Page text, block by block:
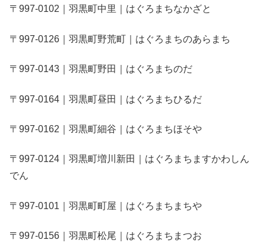
〒997-0102｜羽黒町中里｜はぐろまちなかざと
〒997-0126｜羽黒町野荒町｜はぐろまちのあらまち
〒997-0143｜羽黒町野田｜はぐろまちのだ
〒997-0164｜羽黒町昼田｜はぐろまちひるだ
〒997-0162｜羽黒町細谷｜はぐろまちほそや
〒997-0124｜羽黒町増川新田｜はぐろまちますかわしん
でん
〒997-0101｜羽黒町町屋｜はぐろまちまちや
〒997-0156｜羽黒町松尾｜はぐろまちまつお